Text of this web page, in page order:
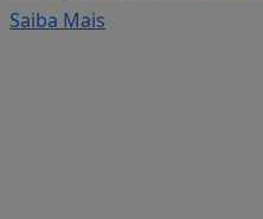
Saiba Mais